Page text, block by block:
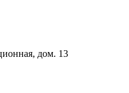
дом. 13